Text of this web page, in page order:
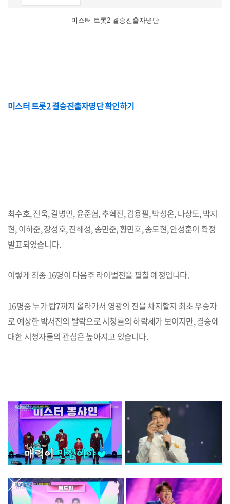
미스터 트롯2 결승진출자명단
미스터 트롯2 결승진출자명단 확인하기
최수호, 진욱, 길병민, 윤준협, 추혁진, 김용필, 박성온, 나상도, 박지
현, 이하준, 장성호, 진해성, 송민준, 황민호, 송도현, 안성훈이 확정
발표되었습니다.
이렇게 최종 16명이 다음주 라이벌전을 펼칠 예정입니다.
16명중 누가 탑7까지 올라가서 영광의 진을 차지할지 최초 우승자
로 예상한 박서진의 탈락으로 시청률의 하락세가 보이지만, 결승에
대한 시청자들의 관심은 높아지고 있습니다.